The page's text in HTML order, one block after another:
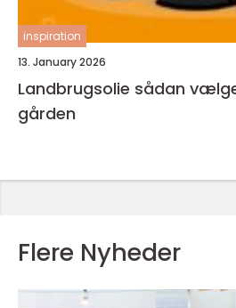
inspiration
13. January 2026
Landbrugsolie sådan vælger du rigtigt til
gården
Flere Nyheder